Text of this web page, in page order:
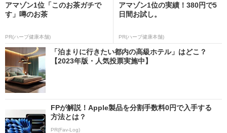
アマゾン1位「このお茶ガチで
す」噂のお茶
PR(ハーブ健康本舗)
アマゾン1位の実績！380円で5
日間お試し。
PR(ハーブ健康本舗)
「泊まりに行きたい都内の高級ホテル」はどこ？
【2023年版・人気投票実施中】
FPが解説！Apple製品を分割手数料0円で入手する
方法とは？
PR(Fav-Log)